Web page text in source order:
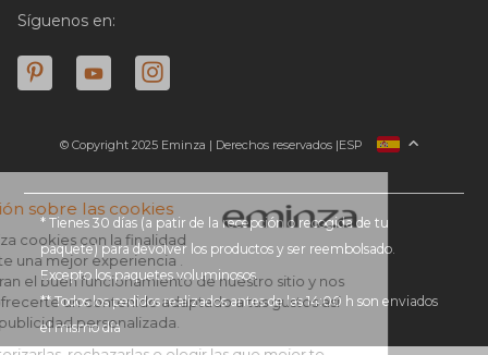
Síguenos en:
© Copyright 2025 Eminza | Derechos reservados |
FRANCIA
ALEMANIA
PAÍSES BAJOS
SUIZA
ESP
* Tienes 30 días (a patir de la recepción o recogida de tu
paquete) para devolver los productos y ser reembolsado.
Excepto los paquetes voluminosos
** Todos los pedidos realizados antes de las 14:00 h son enviados
el mismo día